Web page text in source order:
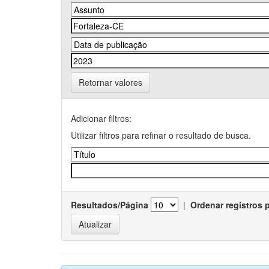
Retornar valores
Adicionar filtros:
Utilizar filtros para refinar o resultado de busca.
Resultados/Página | Ordenar registros